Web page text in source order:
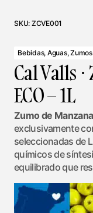
SKU: ZCVE001
Bebidas, Aguas,
Cal Valls
ECO – 1L
Zumo de
exclusivamente
seleccionadas de
químicos de
equilibrado que